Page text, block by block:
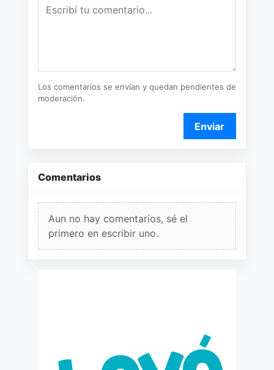
Los comentarios se envían y quedan pendientes de
moderación.
Enviar
Comentarios
Aun no hay comentarios, sé el
primero en escribir uno.